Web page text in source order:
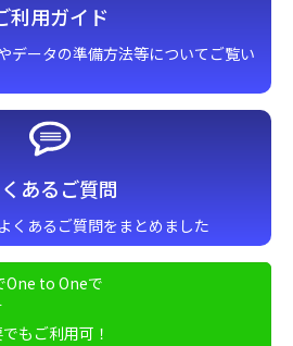
利用ガイド
データの準備方法等についてご覧い
あるご質問
くあるご質問をまとめました
One to Oneで
もご利用可！